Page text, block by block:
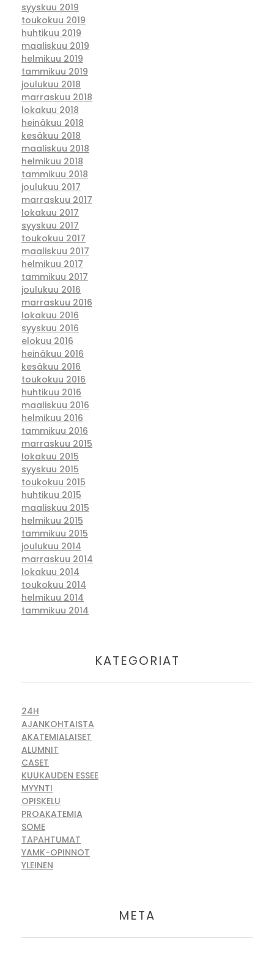
syyskuu 2019
toukokuu 2019
huhtikuu 2019
maaliskuu 2019
helmikuu 2019
tammikuu 2019
joulukuu 2018
marraskuu 2018
lokakuu 2018
heinäkuu 2018
kesäkuu 2018
maaliskuu 2018
helmikuu 2018
tammikuu 2018
joulukuu 2017
marraskuu 2017
lokakuu 2017
syyskuu 2017
toukokuu 2017
maaliskuu 2017
helmikuu 2017
tammikuu 2017
joulukuu 2016
marraskuu 2016
lokakuu 2016
syyskuu 2016
elokuu 2016
heinäkuu 2016
kesäkuu 2016
toukokuu 2016
huhtikuu 2016
maaliskuu 2016
helmikuu 2016
tammikuu 2016
marraskuu 2015
lokakuu 2015
syyskuu 2015
toukokuu 2015
huhtikuu 2015
maaliskuu 2015
helmikuu 2015
tammikuu 2015
joulukuu 2014
marraskuu 2014
lokakuu 2014
toukokuu 2014
helmikuu 2014
tammikuu 2014
KATEGORIAT
24H
AJANKOHTAISTA
AKATEMIALAISET
ALUMNIT
CASET
KUUKAUDEN ESSEE
MYYNTI
OPISKELU
PROAKATEMIA
SOME
TAPAHTUMAT
YAMK-OPINNOT
YLEINEN
META